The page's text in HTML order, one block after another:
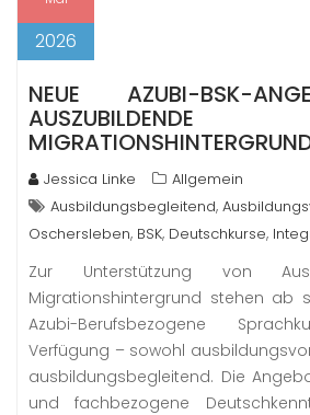
2026
NEUE AZUBI-BSK-
Jessica Linke
Allgemein
Ausbildungsbegleitend,
Oschersleben, BSK, Deutschkurse,
Zur Unterstützung von
Migrationshintergrund stehen ab
Azubi-Berufsbezogene
Verfügung – sowohl
ausbildungsbegleitend. Die
und fachbezogene